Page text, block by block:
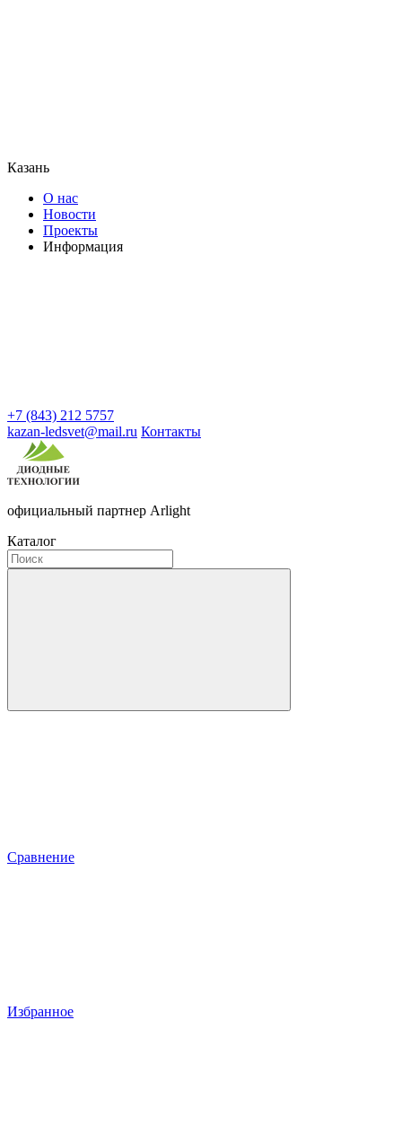
Казань
О нас
Новости
Проекты
Информация
+7 (843) 212 5757
kazan-ledsvet@mail.ru Контакты
официальный партнер Arlight
Каталог
Сравнение
Избранное